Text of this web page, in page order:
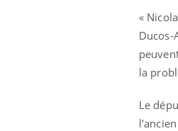
«
Ducos-
la
Le